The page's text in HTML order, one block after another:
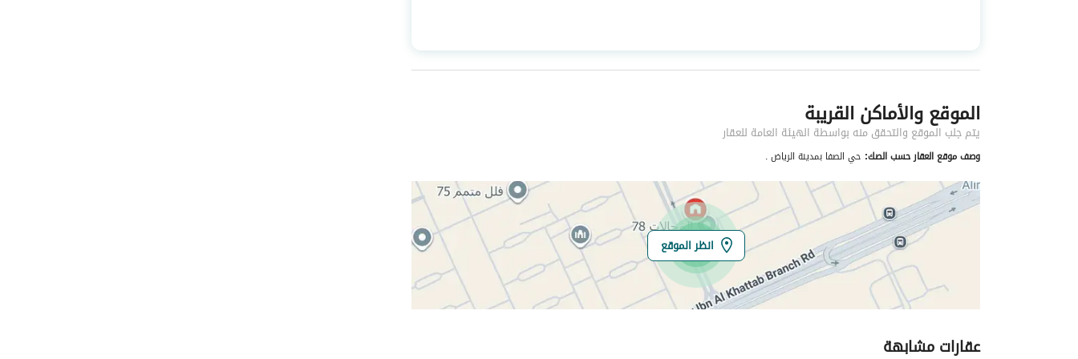
نوع العقار
فلل
عدد الغرف
4
خدمات العقار
كهرباء نعم
تفاصيل اضافية
جديد
عرض الشارع
40
رقم المخطط
3203 / 1
رقم صك الملكية
هل يوجد اي التزام
على العقار ؟
لا
مطابقة لكود البناء Yes
الموقع والأماكن القريبة
يتم جلب الموقع والتحقق منه بواسطة الهيئة العامة للعقار
وصف موقع العقار حسب الصك: حي الصفا بمدينة الرياض .
انظر الموقع
عقارات مشابهة